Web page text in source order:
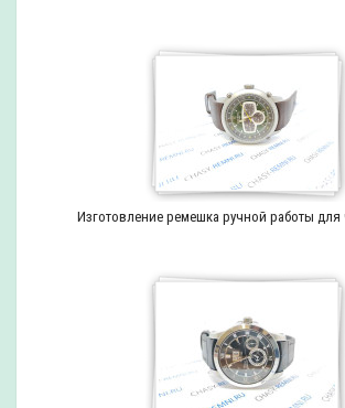
Изготовление ремешка ручной работы для